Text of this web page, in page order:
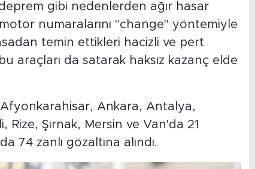
gibi nedenlerden ağır hasar
numaralarını "change" yöntemiyle
temin ettikleri hacizli ve pert
araçları da satarak haksız kazanç elde
Ankara, Antalya,
Şırnak, Mersin ve Van'da 21
74 zanlı gözaltına alındı.